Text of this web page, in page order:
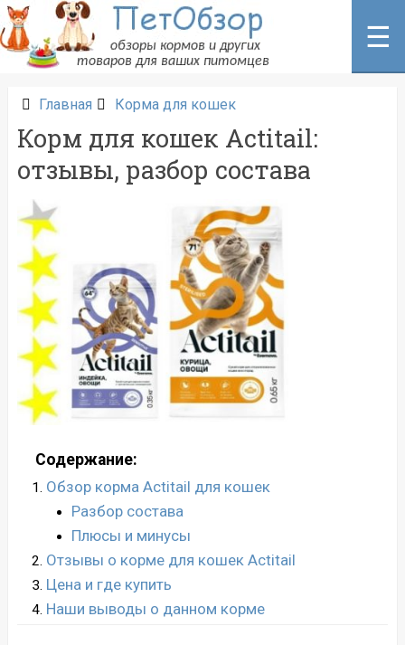
Перейти
к
содержанию
☰
Главная Корма для кошек
Корм для кошек Actitail:
отзывы, разбор состава
Содержание:
Обзор корма Actitail для кошек
Разбор состава
Плюсы и минусы
Отзывы о корме для кошек Actitail
Цена и где купить
Наши выводы о данном корме